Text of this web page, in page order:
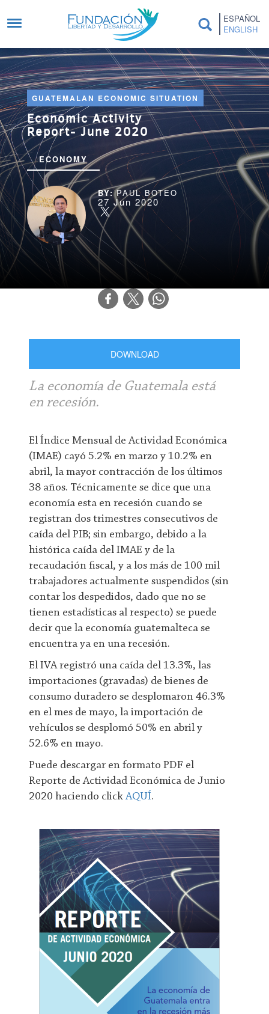
ESPAÑOL
ENGLISH
GUATEMALAN ECONOMIC SITUATION
Economic Activity
Report- June 2020
ECONOMY
PAUL BOTEO
27 Jun 2020
DOWNLOAD
La economía de Guatemala está
en recesión.
El Índice Mensual de Actividad Económica
(IMAE) cayó 5.2% en marzo y 10.2% en
abril, la mayor contracción de los últimos
38 años. Técnicamente se dice que una
economía esta en recesión cuando se
registran dos trimestres consecutivos de
caída del PIB; sin embargo, debido a la
histórica caída del IMAE y de la
recaudación fiscal, y a los más de 100 mil
trabajadores actualmente suspendidos (sin
contar los despedidos, dado que no se
tienen estadísticas al respecto) se puede
decir que la economía guatemalteca se
encuentra ya en una recesión.
El IVA registró una caída del 13.3%, las
importaciones (gravadas) de bienes de
consumo duradero se desplomaron 46.3%
en el mes de mayo, la importación de
vehículos se desplomó 50% en abril y
52.6% en mayo.
Puede descargar en formato PDF el
Reporte de Actividad Económica de Junio
2020 haciendo clickAQUÍ.